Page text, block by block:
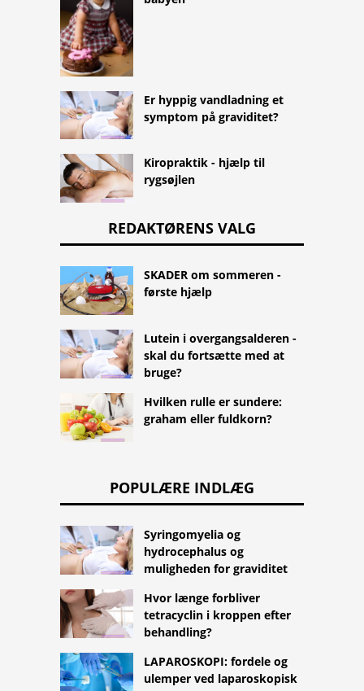
Er hyppig vandladning et
symptom på graviditet?
Kiropraktik - hjælp til
rygsøjlen
REDAKTØRENS VALG
SKADER om sommeren -
første hjælp
Lutein i overgangsalderen -
skal du fortsætte med at
bruge?
Hvilken rulle er sundere:
graham eller fuldkorn?
POPULÆRE INDLÆG
Syringomyelia og
hydrocephalus og
muligheden for graviditet
Hvor længe forbliver
tetracyclin i kroppen efter
behandling?
LAPAROSKOPI: fordele og
ulemper ved laparoskopisk